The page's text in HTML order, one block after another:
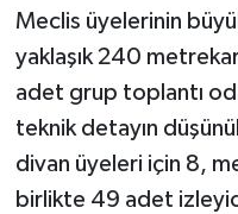
Meclis üyelerinin
yaklaşık 240
adet grup toplantı
teknik detayın
divan üyeleri için 8,
birlikte 49 adet